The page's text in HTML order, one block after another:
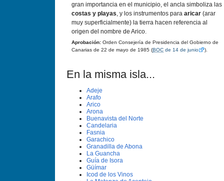
gran importancia en el municipio, el ancla simboliza las
costas y playas, y los instrumentos para aricar (arar
muy superficialmente) la tierra hacen referencia al
origen del nombre de Arico.
Aprobación: Orden Consejería de Presidencia del Gobierno de
Canarias de 22 de mayo de 1985 (BOC de 14 de junio ).
En la misma isla...
Adeje
Arafo
Arico
Arona
Buenavista del Norte
Candelaria
Fasnia
Garachico
Granadilla de Abona
La Guancha
Guí­a de Isora
Güí­mar
Icod de los Vinos